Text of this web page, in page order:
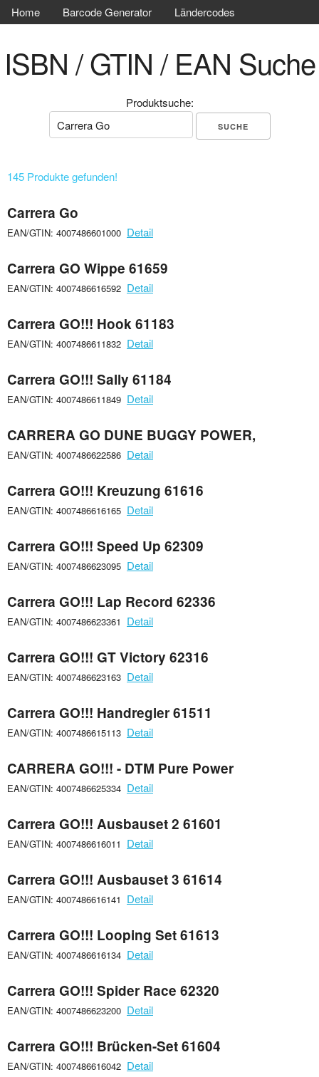
Home Barcode Generator Ländercodes
ISBN / GTIN / EAN Suche
Produktsuche:
145 Produkte gefunden!
Carrera Go
EAN/GTIN: 4007486601000 Detail
Carrera GO Wippe 61659
EAN/GTIN: 4007486616592 Detail
Carrera GO!!! Hook 61183
EAN/GTIN: 4007486611832 Detail
Carrera GO!!! Sally 61184
EAN/GTIN: 4007486611849 Detail
CARRERA GO DUNE BUGGY POWER,
EAN/GTIN: 4007486622586 Detail
Carrera GO!!! Kreuzung 61616
EAN/GTIN: 4007486616165 Detail
Carrera GO!!! Speed Up 62309
EAN/GTIN: 4007486623095 Detail
Carrera GO!!! Lap Record 62336
EAN/GTIN: 4007486623361 Detail
Carrera GO!!! GT Victory 62316
EAN/GTIN: 4007486623163 Detail
Carrera GO!!! Handregler 61511
EAN/GTIN: 4007486615113 Detail
CARRERA GO!!! - DTM Pure Power
EAN/GTIN: 4007486625334 Detail
Carrera GO!!! Ausbauset 2 61601
EAN/GTIN: 4007486616011 Detail
Carrera GO!!! Ausbauset 3 61614
EAN/GTIN: 4007486616141 Detail
Carrera GO!!! Looping Set 61613
EAN/GTIN: 4007486616134 Detail
Carrera GO!!! Spider Race 62320
EAN/GTIN: 4007486623200 Detail
Carrera GO!!! Brücken-Set 61604
EAN/GTIN: 4007486616042 Detail